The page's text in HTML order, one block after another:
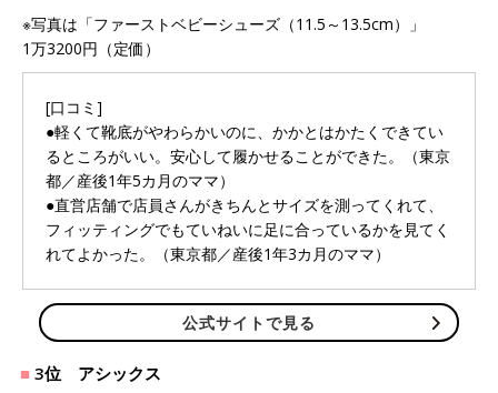
※写真は「ファーストベビーシューズ（11.5～13.5cm）」
1万3200円（定価）
[口コミ]
●軽くて靴底がやわらかいのに、かかとはかたくできてい
るところがいい。安心して履かせることができた。（東京
都／産後1年5カ月のママ）
●直営店舗で店員さんがきちんとサイズを測ってくれて、
フィッティングでもていねいに足に合っているかを見てく
れてよかった。（東京都／産後1年3カ月のママ）
公式サイトで見る
3位 アシックス